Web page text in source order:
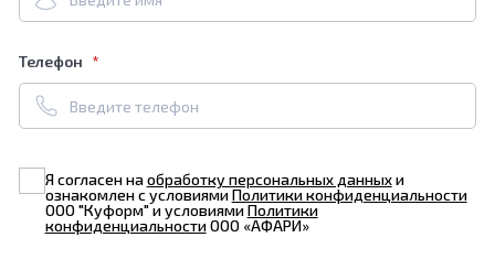
Телефон
Я согласен наобработку персональных данныхи
ознакомлен с условиямиПолитики конфиденциальности
ООО "Куформ" и условиямиПолитики
конфиденциальностиООО «АФАРИ»